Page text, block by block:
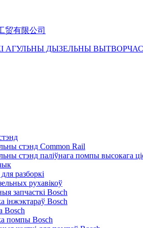
贸有限公司
АГУЛЬНЫ ДЫЗЕЛЬНЫ
стэнд Common Rail
стэнд паліўнага помпы высокага
разборкі
рухавікоў
запчасткі Bosch
інжэктараў Bosch
Bosch
помпы Bosch